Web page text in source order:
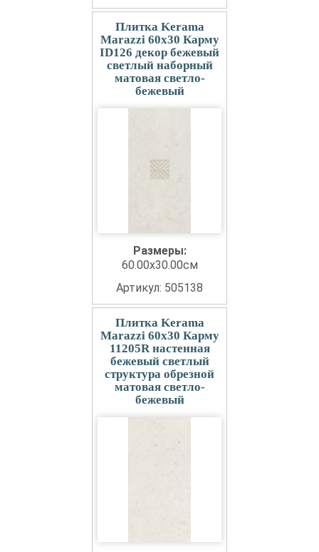
Плитка Kerama
Marazzi 60x30 Карму
ID126 декор бежевый
светлый наборный
матовая светло-
бежевый
Размеры:
60.00x30.00см
Артикул: 505138
Плитка Kerama
Marazzi 60x30 Карму
11205R настенная
бежевый светлый
структура обрезной
матовая светло-
бежевый